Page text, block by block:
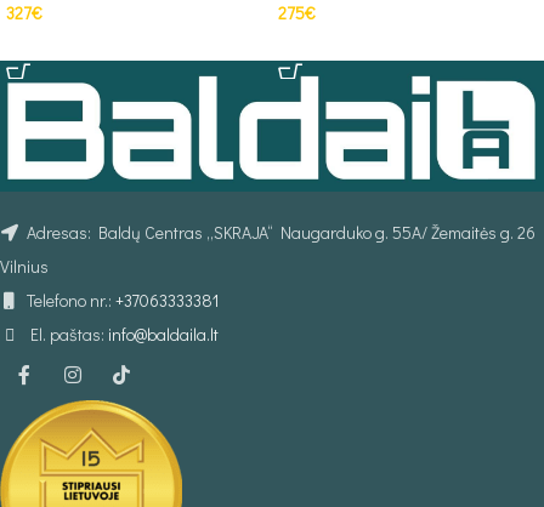
327€ 275€
Adresas: Baldų Centras „SKRAJA“ Naugarduko g. 55A/ Žemaitės g. 26
Vilnius
Telefono nr.: +37063333381
El. paštas: info@baldaila.lt